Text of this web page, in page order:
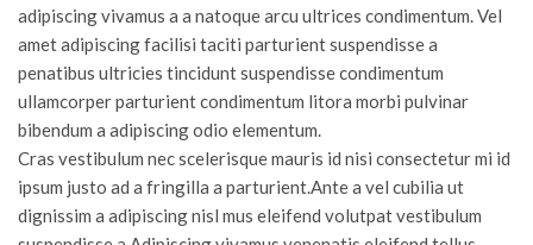
adipiscing vivamus a a natoque arcu ultrices condimentum. Vel
amet adipiscing facilisi taciti parturient suspendisse a
penatibus ultricies tincidunt suspendisse condimentum
ullamcorper parturient condimentum litora morbi pulvinar
bibendum a adipiscing odio elementum.
Cras vestibulum nec scelerisque mauris id nisi consectetur mi id
ipsum justo ad a fringilla a parturient.Ante a vel cubilia ut
dignissim a adipiscing nisl mus eleifend volutpat vestibulum